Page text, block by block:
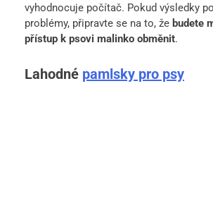
vyhodnocuje počítač. Pokud výsledky
problémy, připravte se na to, že budete
přístup k psovi malinko obměnit.
Lahodné pamlsky pro psy